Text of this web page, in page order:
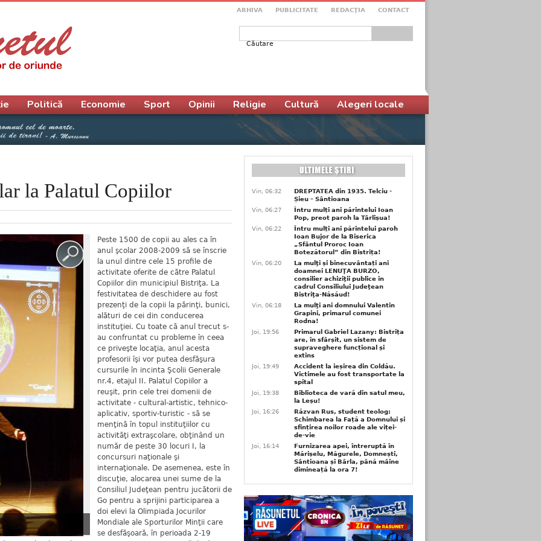
ARHIVA PUBLICITATE REDACŢIA CONTACT
Formular de căutare
la Palatul Copiilor
Peste 1500 de copii au ales ca în
anul şcolar 2008-2009 să se înscrie
la unul dintre cele 15 profile de
activitate oferite de către Palatul
Copiilor din municipiul Bistriţa. La
festivitatea de deschidere au fost
prezenţi de la copii la părinţi, bunici,
alături de cei din conducerea
instituţiei. Cu toate că anul trecut s-
au confruntat cu probleme în ceea
ce priveşte locaţia, anul acesta
profesorii îşi vor putea desfăşura
cursurile în incinta Şcolii Generale
nr.4, etajul II. Palatul Copiilor a
reuşit, prin cele trei domenii de
activitate - cultural-artistic, tehnico-
aplicativ, sportiv-turistic - să se
menţină în topul instituţiilor cu
activităţi extraşcolare, obţinând un
număr de peste 30 locuri I, la
concursuri naţionale şi
internaţionale. De asemenea, este în
discuţie, alocarea unei sume de la
Consiliul Judeţean pentru jucătorii de
Go pentru a sprijini participarea a
doi elevi la Olimpiada Jocurilor
Mondiale ale Sporturilor Minţii care
se desfăşoară, în perioada 2-19
Politică Economie Sport Opinii Religie Cultură Alegeri locale
Vin, 06:32
DREPTATEA din 1935. Telciu -
Șieu – Sântioana
Vin, 06:27
Întru mulți ani părintelui Ioan
Pop, preot paroh la Târlișua!
Vin, 06:22
Întru mulți ani părintelui paroh
Ioan Bujor de la Biserica
„Sfântul Proroc Ioan
Botezătorul” din Bistrița!
Vin, 06:20
La mulţi și binecuvântați ani
doamnei LENUŢA BURZO,
consilier achiziţii publice în
cadrul Consiliului Judeţean
Bistriţa-Năsăud!
Vin, 06:18
La mulţi ani domnului Valentin
Grapini, primarul comunei
Rodna!
Joi, 19:56
Primarul Gabriel Lazany: Bistrița
are, în sfârșit, un sistem de
supraveghere funcțional și
extins
Joi, 19:49
Accident la ieșirea din Coldău.
Victimele au fost transportate la
spital
Joi, 19:38
Biblioteca de vară din satul meu,
la Leșu!
Joi, 16:26
Răzvan Rus, student teolog:
Schimbarea la Față a Domnului și
sfințirea noilor roade ale viței-
de-vie
Joi, 16:14
Furnizarea apei, întreruptă în
Mărișelu, Măgurele, Domnești,
Sântioana și Bârla, până mâine
dimineață la ora 7!